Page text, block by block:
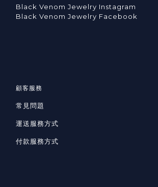
Black Venom Jewelry Instagram
Black Venom Jewelry Facebook
顧客服務
常見問題
運送服務方式
付款服務方式